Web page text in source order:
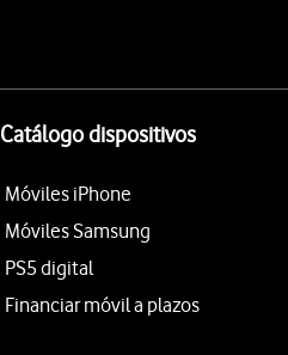
Catálogo dispositivos
Móviles iPhone
Móviles Samsung
PS5 digital
Financiar móvil a plazos